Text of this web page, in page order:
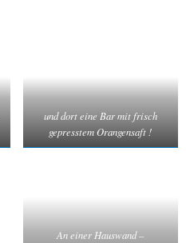
und dort eine Bar mit frisch
gepresstem Orangensaft !
An einer Hauswand –